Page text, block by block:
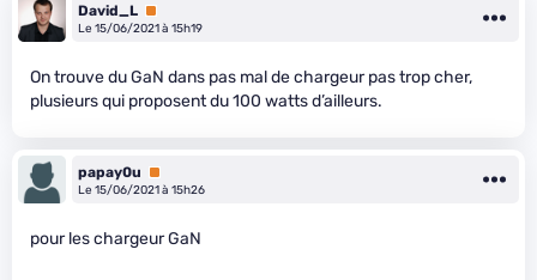
David_L Premium
Le 15/06/2021 à 15h19
On trouve du GaN dans pas mal de chargeur pas trop cher,
plusieurs qui proposent du 100 watts d’ailleurs.
papay0u
Premium
Le 15/06/2021 à 15h26
pour les chargeur GaN